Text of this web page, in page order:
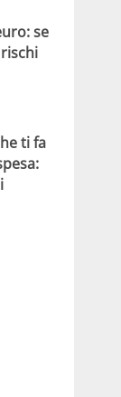
se
ti fa